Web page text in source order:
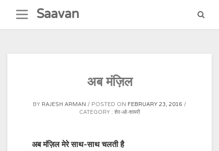
content
Saavan
अब मंज़िल
BY RAJESH ARMAN POSTED ON FEBRUARY 23, 2016
CATEGORY : शेर-ओ-शायरी
अब मंज़िल मेरे साथ-साथ चलती है